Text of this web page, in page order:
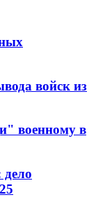
войск из
военному в